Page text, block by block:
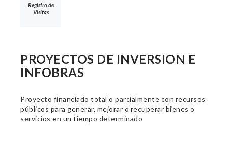
Registro de
Visitas
PROYECTOS DE INVERSION E
INFOBRAS
Proyecto financiado total o parcialmente con recursos
públicos para generar, mejorar o recuperar bienes o
servicios en un tiempo determinado